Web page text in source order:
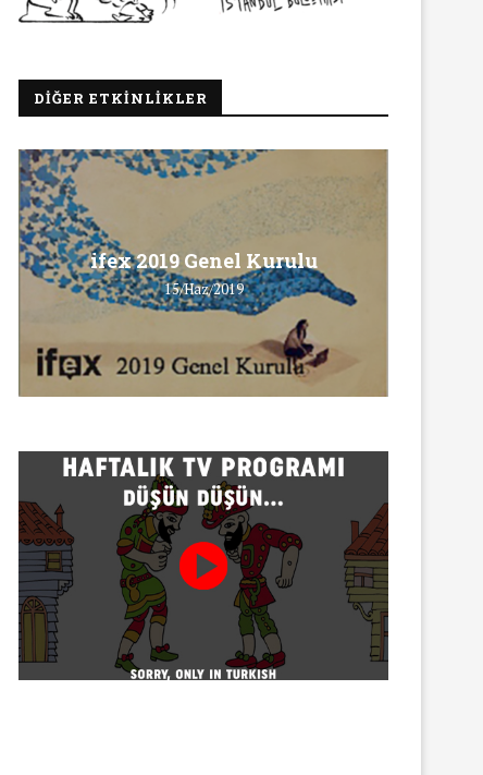
Türkçe X hesabına
erişim engeli
30/07/2026
Gazeteci Sema Bingöl ve
hakkında soruşturma
DIĞER ETKINLIKLER
ifex 2019 Genel Kurulu
15/Haz/2019